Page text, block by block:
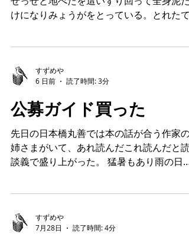
みょうがが出てきたので毎日やぶをかきわ
泥だらけになるのも苦にならない、それよ
もみょうがをとる楽しみの方が優っている
朝から汗だくになりシャワーをあびるのも
い。日に何度も風呂に入るっていいじゃん
今日は三度目の風呂があってかなり気分が
い。 まあいいんだけどアブがなあ〜アブ
が。アブがなきゃなあ〜。 吸血虫アブの野
郎は大中小とさまざまなサイズでめちゃく
のでけえのもいてそいつは見た目が一番怖
い。でもやっかいなのはちいちゃいやつ。
を貫通して肌を刺してくる。いたっ！て思
6 日前
読了時間: 3分
公募ガイド買った
先日の日本橋丸善では本の話が合う作家の
話してるうちにお姉さまが私の掌編集を買
てくだすって、あっという間に読んで、誉